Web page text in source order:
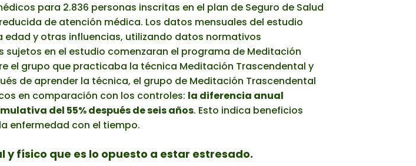
para 2.836 personas inscritas en el plan de Seguro de Salud
de atención médica. Los datos mensuales del estudio
y otras influencias, utilizando datos normativos
en el estudio comenzaran el programa de Meditación
el grupo que practicaba la técnica Meditación Trascendental y
de aprender la técnica, el grupo de Meditación Trascendental
en comparación con los controles: la diferencia anual
del 55% después de seis años. Esto indica beneficios
enfermedad con el tiempo.
físico que es lo opuesto a estar estresado.